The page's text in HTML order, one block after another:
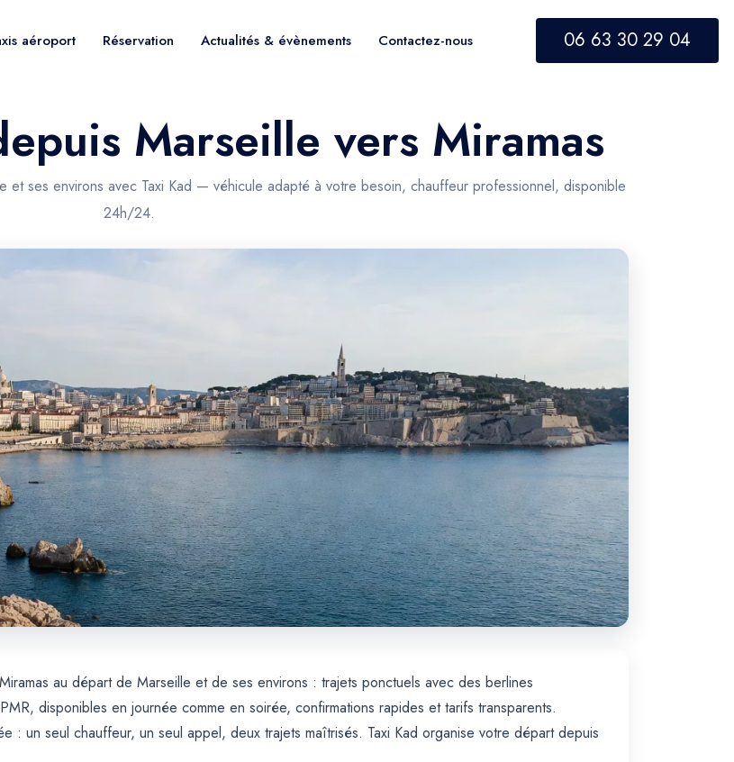
aéroport Réservation Actualités & évènements Contactez-nous 06 63 30 29 04
Marseille vers Miramas
et ses environs avec Taxi Kad — véhicule adapté à votre besoin, chauffeur professionnel, disponible
24h/24.
au départ de Marseille et de ses environs : trajets ponctuels avec des berlines
disponibles en journée comme en soirée, confirmations rapides et tarifs transparents.
: un seul chauffeur, un seul appel, deux trajets maîtrisés. Taxi Kad organise votre départ depuis